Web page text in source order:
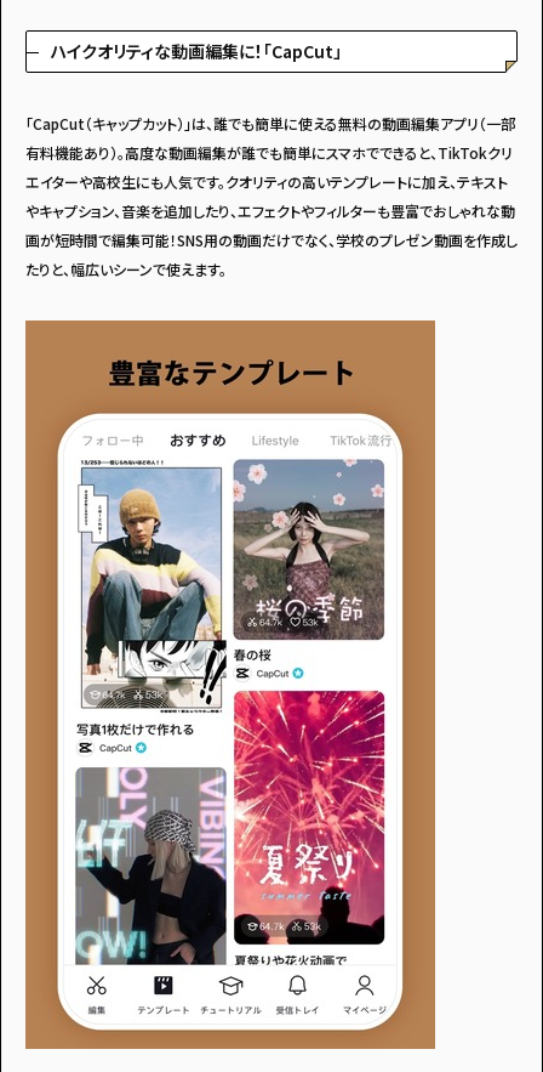
ハイクオリティな動画編集に！「CapCut」
「CapCut（キャップカット）」は、誰でも簡単に使える無料の動画編集アプリ（一部
有料機能あり）。高度な動画編集が誰でも簡単にスマホでできると、TikTokクリ
エイターや高校生にも人気です。クオリティの高いテンプレートに加え、テキスト
やキャプション、音楽を追加したり、エフェクトやフィルターも豊富でおしゃれな動
画が短時間で編集可能！SNS用の動画だけでなく、学校のプレゼン動画を作成し
たりと、幅広いシーンで使えます。